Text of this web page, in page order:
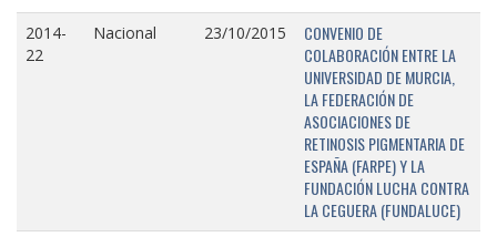
2014-
22
Nacional 23/10/2015
CONVENIO DE
COLABORACIÓN ENTRE LA
UNIVERSIDAD DE MURCIA,
LA FEDERACIÓN DE
ASOCIACIONES DE
RETINOSIS PIGMENTARIA DE
ESPAÑA (FARPE) Y LA
FUNDACIÓN LUCHA CONTRA
LA CEGUERA (FUNDALUCE)